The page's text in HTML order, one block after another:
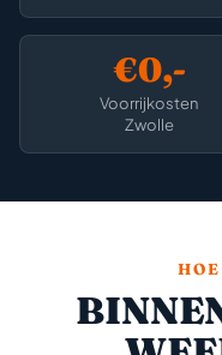
€0,-
Voorrijkosten
Zwolle